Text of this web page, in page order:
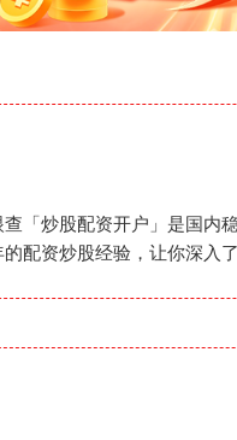
查「炒股配资开户」是国内
配资炒股经验，让你深入